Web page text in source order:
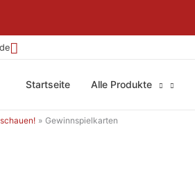
Startseite Alle Produkte
Gewinnspielkarten